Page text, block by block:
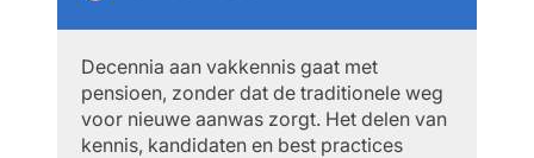
Decennia aan vakkennis gaat met
pensioen, zonder dat de traditionele weg
voor nieuwe aanwas zorgt. Het delen van
kennis, kandidaten en best practices